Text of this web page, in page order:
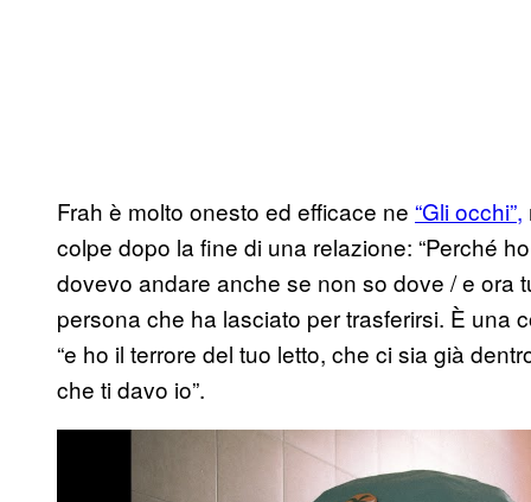
Frah è molto onesto ed efficace ne “Gli occhi”,
colpe dopo la fine di una relazione: “Perché
dovevo andare anche se non so dove / e ora
persona che ha lasciato per trasferirsi. È una
“e ho il terrore del tuo letto, che ci sia già
che ti davo io”.